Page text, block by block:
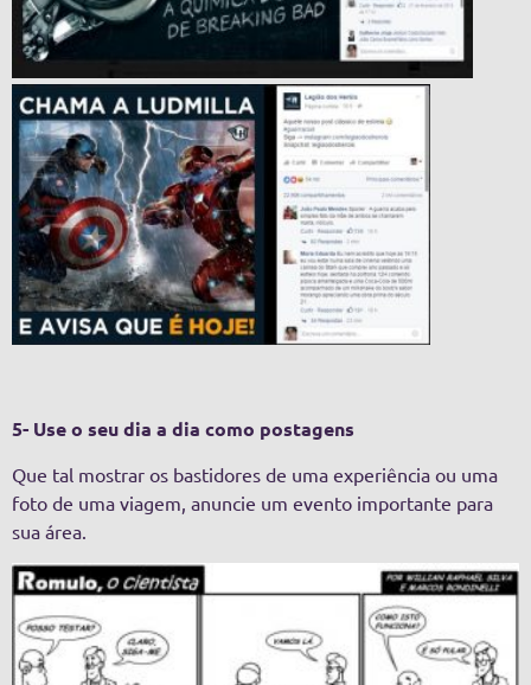
5- Use o seu dia a dia como postagens
Que tal mostrar os bastidores de uma experiência ou uma
foto de uma viagem, anuncie um evento importante para
sua área.